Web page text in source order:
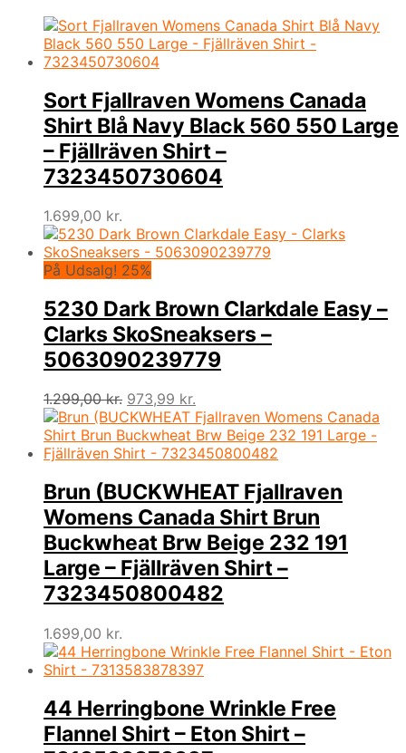
Sort Fjallraven Womens Canada
Shirt Blå Navy Black 560 550 Large
– Fjällräven Shirt –
7323450730604
1.699,00 kr.
På Udsalg! 25%
5230 Dark Brown Clarkdale Easy –
Clarks SkoSneaksers –
5063090239779
1.299,00kr. Den
oprindelige
pris
var:
973,99 kr.
aktuelle
pris
er:
Brun (BUCKWHEAT Fjallraven
Womens Canada Shirt Brun
Buckwheat Brw Beige 232 191
Large – Fjällräven Shirt –
7323450800482
1.699,00 kr.
44 Herringbone Wrinkle Free
Flannel Shirt – Eton Shirt –